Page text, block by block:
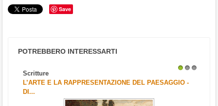
Save
POTREBBERO INTERESSARTI
Scritture
L’ARTE E LA RAPPRESENTAZIONE DEL PAESAGGIO -
DI...